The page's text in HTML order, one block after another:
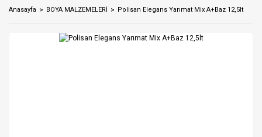
Anasayfa BOYA MALZEMELERİ Polisan Elegans Yarımat Mix A+Baz 12,5lt